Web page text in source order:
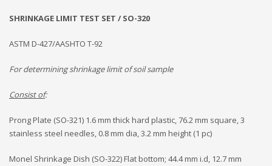
SHRINKAGE LIMIT TEST SET / SO-320
ASTM D-427/AASHTO T-92
For determining shrinkage limit of soil sample
Consist of:
Prong Plate (SO-321) 1.6 mm thick hard plastic, 76.2 mm square, 3
stainless steel needles, 0.8 mm dia, 3.2 mm height (1 pc)
Monel Shrinkage Dish (SO-322) Flat bottom; 44.4 mm i.d, 12.7 mm